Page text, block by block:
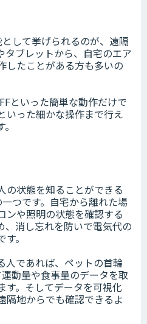
して挙げられるのが、遠隔
タブレットから、自宅のエア
したことがある方も多いの
といった簡単な動作だけで
いった細かな操作まで行え
の状態を知ることができる
つです。自宅から離れた場
ンや照明の状態を確認する
、消し忘れを防いで電気代の
。
人であれば、ペットの首輪
動量や食事量のデータを取
す。そしてデータを可視化
隔地からでも確認できるよ